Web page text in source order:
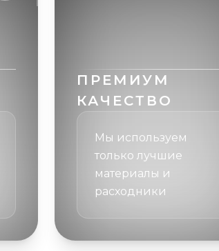
ПРЕМИУМ
КАЧЕСТВО
Мы используем
только лучшие
материалы и
расходники